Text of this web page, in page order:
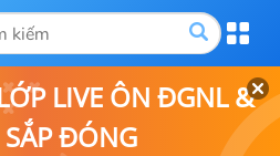
LIVE ÔN ĐGNL &
ĐÓNG